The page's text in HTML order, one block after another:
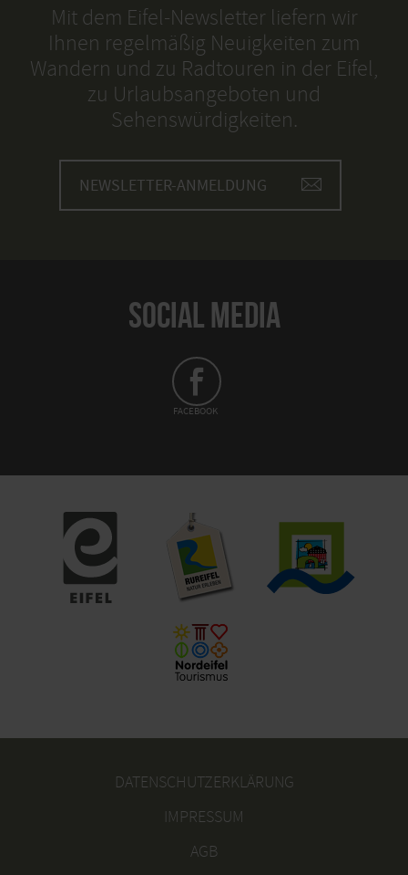
Mit dem Eifel-Newsletter liefern wir
Ihnen regelmäßig Neuigkeiten zum
Wandern und zu Radtouren in der Eifel,
zu Urlaubsangeboten und
Sehenswürdigkeiten.
NEWSLETTER-ANMELDUNG
SOCIAL MEDIA
FACEBOOK
DATENSCHUTZERKLÄRUNG
IMPRESSUM
AGB